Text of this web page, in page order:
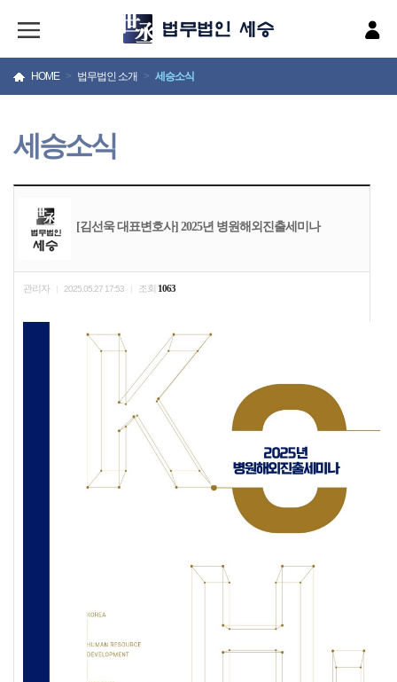
HOME > 법무법인 소개 > 세승소식
세승소식
[김선욱 대표변호사] 2025년 병원해외진출세미나
관리자 2025.05.27 17:53 조회 1063